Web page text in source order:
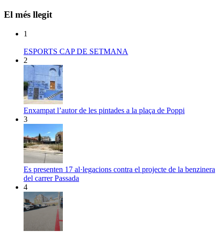
El més llegit
1
ESPORTS CAP DE SETMANA
2
Enxampat l’autor de les pintades a la plaça de Poppi
3
Es presenten 17 al·legacions contra el projecte de la benzinera
del carrer Passada
4